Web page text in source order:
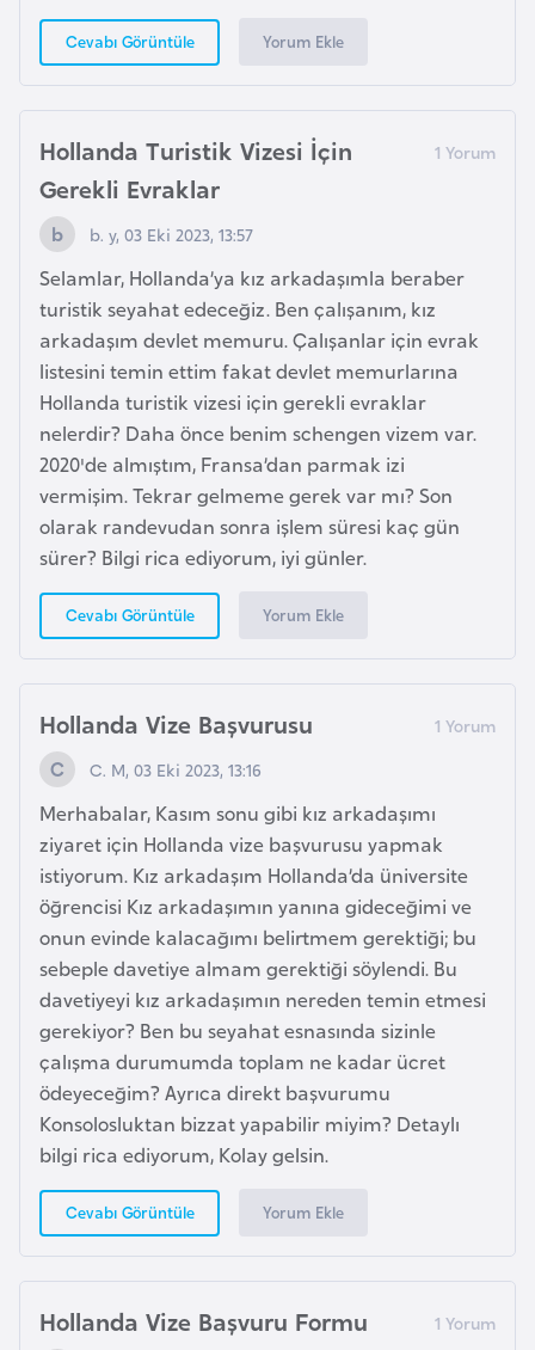
Cevabı Görüntüle Yorum Ekle
Hollanda Turistik Vizesi İçin
Gerekli Evraklar
b. y, 03 Eki 2023, 13:57
Selamlar, Hollanda’ya kız arkadaşımla beraber
turistik seyahat edeceğiz. Ben çalışanım, kız
arkadaşım devlet memuru. Çalışanlar için evrak
listesini temin ettim fakat devlet memurlarına
Hollanda turistik vizesi için gerekli evraklar
nelerdir? Daha önce benim schengen vizem var.
2020'de almıştım, Fransa’dan parmak izi
vermişim. Tekrar gelmeme gerek var mı? Son
olarak randevudan sonra işlem süresi kaç gün
sürer? Bilgi rica ediyorum, iyi günler.
Cevabı Görüntüle Yorum Ekle
Hollanda Vize Başvurusu
C. M, 03 Eki 2023, 13:16
Merhabalar, Kasım sonu gibi kız arkadaşımı
ziyaret için Hollanda vize başvurusu yapmak
istiyorum. Kız arkadaşım Hollanda’da üniversite
öğrencisi Kız arkadaşımın yanına gideceğimi ve
onun evinde kalacağımı belirtmem gerektiği; bu
sebeple davetiye almam gerektiği söylendi. Bu
davetiyeyi kız arkadaşımın nereden temin etmesi
gerekiyor? Ben bu seyahat esnasında sizinle
çalışma durumumda toplam ne kadar ücret
ödeyeceğim? Ayrıca direkt başvurumu
Konsolosluktan bizzat yapabilir miyim? Detaylı
bilgi rica ediyorum, Kolay gelsin.
Cevabı Görüntüle Yorum Ekle
Hollanda Vize Başvuru Formu
e
n
a
K
o
n
g
o
K
ü
b
a
K
v
e
y
t
L
e
s
o
t
h
o
L
e
t
o
n
y
a
L